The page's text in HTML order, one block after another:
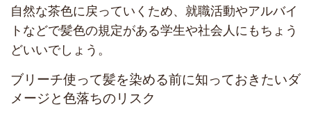
自然な茶色に戻っていくため、就職活動やアルバイ
トなどで髪色の規定がある学生や社会人にもちょう
どいいでしょう。
ブリーチ使って髪を染める前に知っておきたいダ
メージと色落ちのリスク